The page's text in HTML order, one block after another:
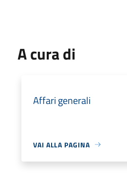
A cura di
Affari generali
VAI ALLA PAGINA